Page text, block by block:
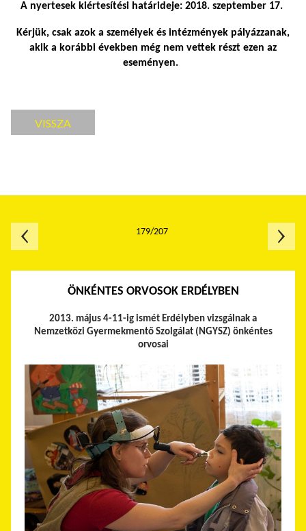
A nyertesek kiértesítési határideje: 2018. szeptember 17.
Kérjük, csak azok a személyek és intézmények pályázzanak,
akik a korábbi években még nem vettek részt ezen az
eseményen.
VISSZA
ÖNKÉNTES ORVOSOK ERDÉLYBEN
2013. május 4-11-ig ismét Erdélyben vizsgálnak a
Nemzetközi Gyermekmentő Szolgálat (NGYSZ) önkéntes
orvosai
179/207